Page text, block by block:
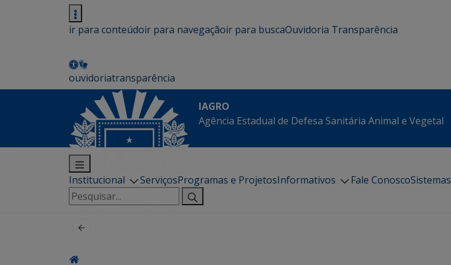
ir para conteúdoir para navegaçãoir para buscaOuvidoria Transparência
ouvidoriatransparência
IAGRO
Agência Estadual de Defesa Sanitária Animal e Vegetal
Institucional ServiçosProgramas e ProjetosInformativos Fale ConoscoSistemas
Pesquisar
por: